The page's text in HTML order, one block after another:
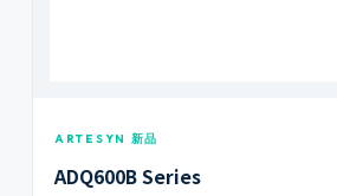
ARTESYN 新品
ADQ600B Series